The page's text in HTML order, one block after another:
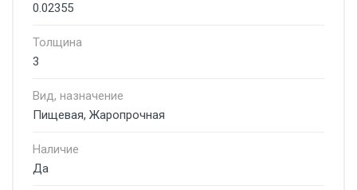
0.02355
Толщина
3
Вид, назначение
Пищевая, Жаропрочная
Наличие
Да